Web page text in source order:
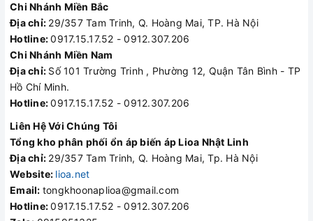
Chi Nhánh Miền Bắc
Địa chỉ: 29/357 Tam Trinh, Q. Hoàng Mai, TP. Hà Nội
Hotline:0917.15.17.52 - 0912.307.206
Chi Nhánh Miền Nam
Địa chỉ: Số 101 Trường Trinh , Phường 12, Quận Tân Bình - TP
Hồ Chí Minh.
Hotline:0917.15.17.52 - 0912.307.206
Liên Hệ Với Chúng Tôi
Tổng kho phân phối ổn áp biến áp Lioa Nhật Linh
Địa chỉ: 29/357 Tam Trinh, Q. Hoàng Mai, Tp. Hà Nội
Website: lioa.net
Email: tongkhoonaplioa@gmail.com
Hotline:0917.15.17.52 - 0912.307.206